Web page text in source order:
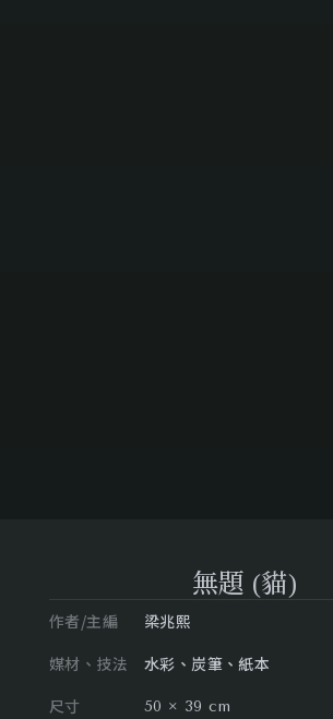
無題 (貓)
作者/主編
梁兆熙
媒材、技法
水彩、炭筆、紙本
尺寸
50 × 39 cm